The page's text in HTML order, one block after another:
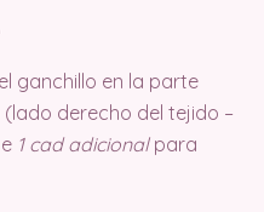
ganchillo en la parte
(lado derecho del tejido –
1 cad adicionalpara